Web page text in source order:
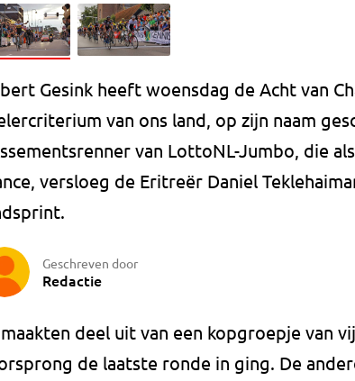
Gesink heeft woensdag de Acht van
van ons land, op zijn naam
van LottoNL-Jumbo, die
versloeg de Eritreër Daniel
Geschreven door
Redactie
deel uit van een kopgroepje van
de laatste ronde in ging. De